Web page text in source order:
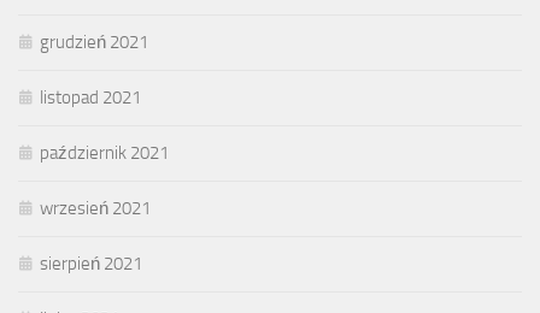
grudzień 2021
listopad 2021
październik 2021
wrzesień 2021
sierpień 2021